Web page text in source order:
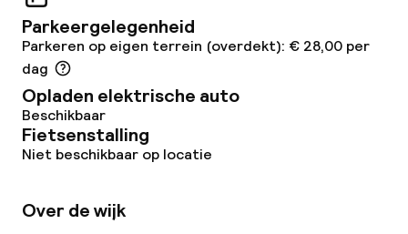
Overal rookvrij
Kleine huisdieren toegestaan (minder
dan de 5 kg)
Grote huisdieren toegestaan (meer
dan 5 kg)
Parkeergelegenheid
Parkeren op eigen terrein (overdekt): € 28,00 per
dag
Opladen elektrische auto
Beschikbaar
Fietsenstalling
Niet beschikbaar op locatie
Over de wijk